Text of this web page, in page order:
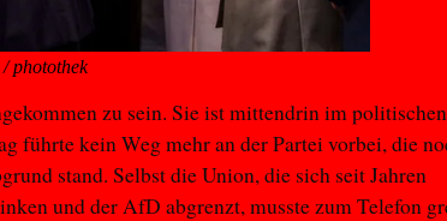
photothek
zu sein. Sie ist mittendrin im politischen
führte kein Weg mehr an der Partei vorbei, die
stand. Selbst die Union, die sich seit Jahren
und der AfD abgrenzt, musste zum Telefon